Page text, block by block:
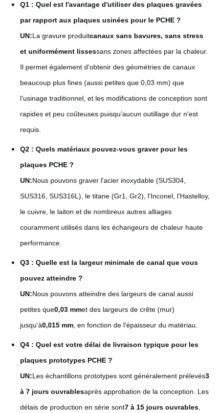
Q1 : Quel est l'avantage d'utiliser des plaques gravées
par rapport aux plaques usinées pour le PCHE ?
UN:La gravure produitcanaux sans bavures, sans stress
et uniformément lissessans zones affectées par la chaleur.
Il permet également d'obtenir des géométries de canaux
beaucoup plus fines (aussi petites que 0,03 mm) que
l'usinage traditionnel, et les modifications de conception sont
rapides et peu coûteuses puisqu'aucun outillage dur n'est
requis.
Q2 : Quels matériaux pouvez-vous graver pour les
plaques PCHE ?
UN:Nous pouvons graver l'acier inoxydable (SUS304,
SUS316, SUS316L), le titane (Gr1, Gr2), l'Inconel, l'Hastelloy,
le cuivre, le laiton et de nombreux autres alliages
couramment utilisés dans les échangeurs de chaleur haute
performance.
Q3 : Quelle est la largeur minimale de canal que vous
pouvez atteindre ?
UN:Nous pouvons atteindre des largeurs de canal aussi
petites que0,03 mmet des largeurs de crête (mur)
jusqu'à0,015 mm , en fonction de l'épaisseur du matériau.
Q4 : Quel est votre délai de livraison typique pour les
plaques prototypes PCHE ?
UN:Les échantillons prototypes sont généralement prélevés3
à 7 jours ouvrablesaprès approbation de la conception. Les
délais de production en série sont7 à 15 jours ouvrables